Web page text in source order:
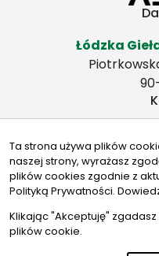
Łódzka
Ta strona używa plików
naszej strony, wyrażasz
plików cookies zgodnie z
Polityką Prywatności.
Klikając "Akceptuję"
plików cookie.